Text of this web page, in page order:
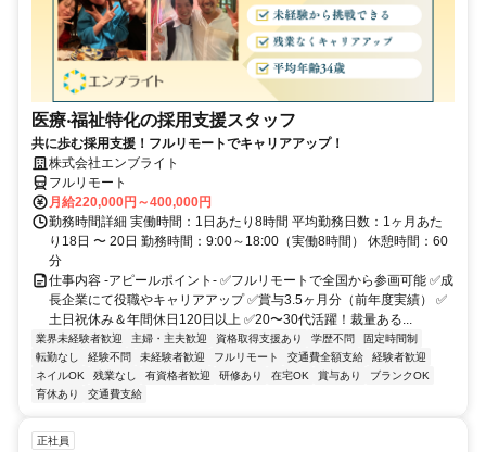
医療‧福祉特化の採用支援スタッフ
共に歩む採用支援！フルリモートでキャリアアップ！
株式会社エンブライト
フルリモート
月給220,000円～400,000円
勤務時間詳細 実働時間：1日あたり8時間 平均勤務日数：1ヶ月あた
り18日 〜 20日 勤務時間：9:00～18:00（実働8時間） 休憩時間：60
分
仕事内容 -アピールポイント- ✅フルリモートで全国から参画可能 ✅成
長企業にて役職やキャリアアップ ✅賞与3.5ヶ月分（前年度実績） ✅
土日祝休み＆年間休日120日以上 ✅20〜30代活躍！裁量ある...
業界未経験者歓迎 主婦・主夫歓迎 資格取得支援あり 学歴不問
固定時間制
転勤なし
経験不問 未経験者歓迎 フルリモート 交通費全額支給
経験者歓迎
ネイルOK
残業なし 有資格者歓迎 研修あり 在宅OK 賞与あり
ブランクOK
育休あり
交通費支給
正社員